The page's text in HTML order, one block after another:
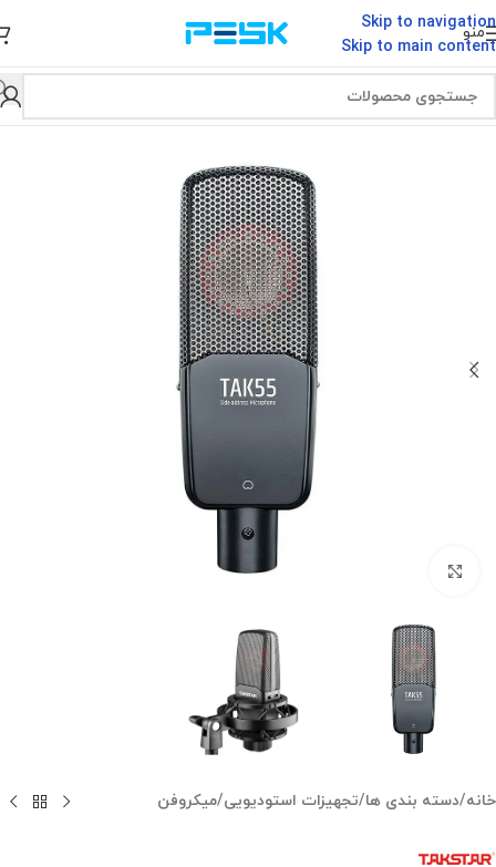
Skip to navigation
Skip to main content
منو
خانه/دسته بندی ها/تجهیزات استودیویی/میکروفن